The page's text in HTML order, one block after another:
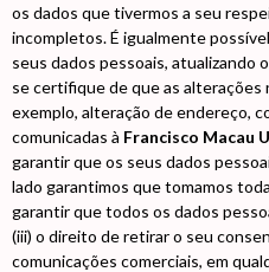
os dados que tivermos a seu
incompletos. É igualmente
seus dados pessoais, atualizando
se certifique de que as alterações
exemplo, alteração de endereço,
comunicadas à Francisco Macau
garantir que os seus dados
lado garantimos que tomamos
garantir que todos os dados
(iii) o direito de retirar o seu
comunicações comerciais, em